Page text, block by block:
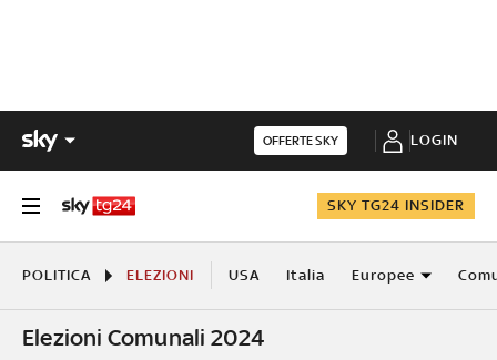
OFFERTE SKY LOGIN
SKY TG24 INSIDER
POLITICA ELEZIONI USA Italia Europee
Elezioni Comunali 2024